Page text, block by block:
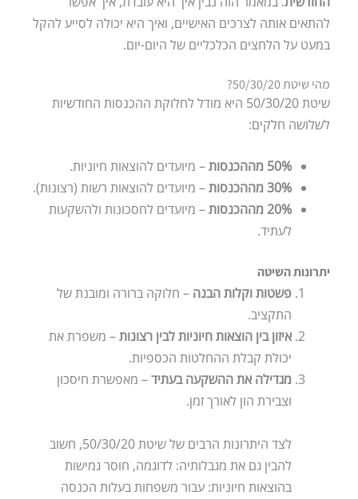
להתאים אותה לצרכים האישיים, ואיך היא יכולה לסייע להקל
במעט על הלחצים הכלכליים של היום-יום.
מהי שיטת 50/30/20?
שיטת 50/30/20 היא מודל לחלוקת ההכנסות החודשיות
לשלושה חלקים:
50% מההכנסות
– מיועדים להוצאות חיוניות.
30% מההכנסות
– מיועדים להוצאות רשות (רצונות).
20% מההכנסות
– מיועדים לחסכונות ולהשקעות
לעתיד.
יתרונות השיטה
פשטות וקלות הבנה – חלוקה ברורה ומובנת של
התקציב.
איזון בין הוצאות חיוניות לבין רצונות– משפרת את
יכולת קבלת ההחלטות הכספיות.
מגדילה את ההשקעה בעתיד– מאפשרת חיסכון
וצבירת הון לאורך זמן.
לצד היתרונות הרבים של שיטת 50/30/20, חשוב
להבין גם את מגבלותיה: לדוגמה, חוסר גמישות
בהוצאות חיוניות: עבור משפחות בעלות הכנסה